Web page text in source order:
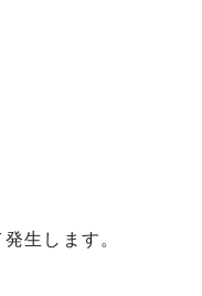
生します。